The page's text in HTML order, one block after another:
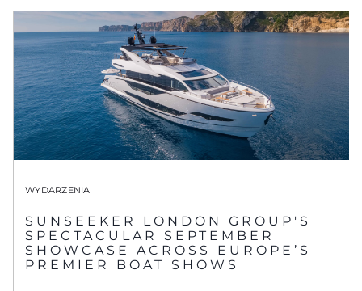
WYDARZENIA
SUNSEEKER LONDON GROUP'S
SPECTACULAR SEPTEMBER
SHOWCASE ACROSS EUROPE’S
PREMIER BOAT SHOWS